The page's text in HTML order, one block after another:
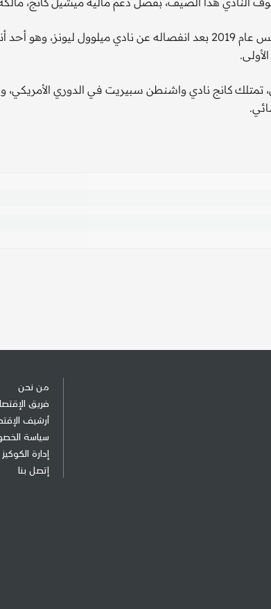
نادي لندن سيتي ليونز، تأسس عام 2019 بعد انفصاله عن نادي ميلوول
تمتلك كانج نادي واشنطن سبيريت في الدوري
من نحن
فريق
أرشيف
سياسة
إدارة الكوكيز
إتصل بنا